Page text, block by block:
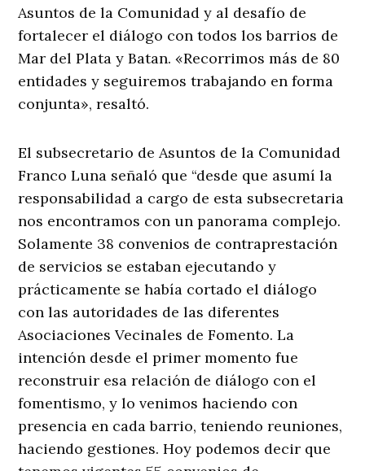
Asuntos de la Comunidad y al desafío de
fortalecer el diálogo con todos los barrios de
Mar del Plata y Batan. «Recorrimos más de 80
entidades y seguiremos trabajando en forma
conjunta», resaltó.
El subsecretario de Asuntos de la Comunidad
Franco Luna señaló que “desde que asumí la
responsabilidad a cargo de esta subsecretaria
nos encontramos con un panorama complejo.
Solamente 38 convenios de contraprestación
de servicios se estaban ejecutando y
prácticamente se había cortado el diálogo
con las autoridades de las diferentes
Asociaciones Vecinales de Fomento. La
intención desde el primer momento fue
reconstruir esa relación de diálogo con el
fomentismo, y lo venimos haciendo con
presencia en cada barrio, teniendo reuniones,
haciendo gestiones. Hoy podemos decir que